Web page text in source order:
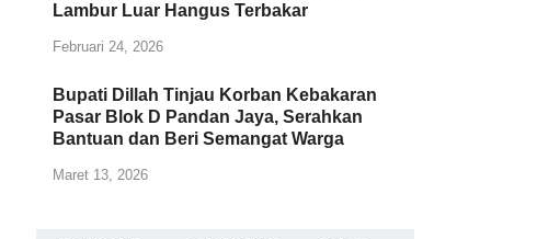
Lambur Luar Hangus Terbakar
Februari 24, 2026
Bupati Dillah Tinjau Korban Kebakaran
Pasar Blok D Pandan Jaya, Serahkan
Bantuan dan Beri Semangat Warga
Maret 13, 2026